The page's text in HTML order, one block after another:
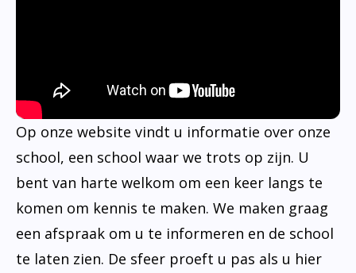
Op onze website vindt u informatie over onze
school, een school waar we trots op zijn. U
bent van harte welkom om een keer langs te
komen om kennis te maken. We maken graag
een afspraak om u te informeren en de school
te laten zien. De sfeer proeft u pas als u hier